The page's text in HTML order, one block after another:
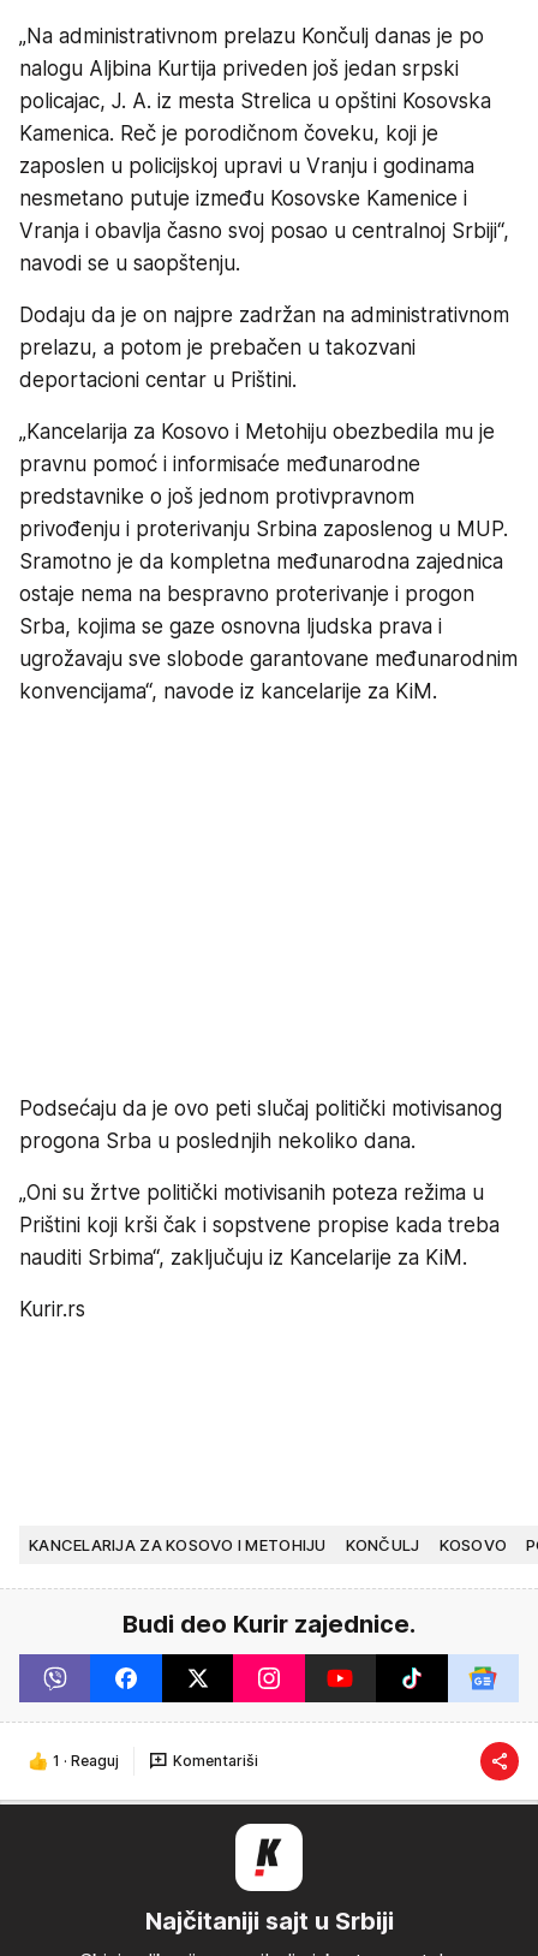
„Na administrativnom prelazu Končulj danas je po
nalogu Aljbina Kurtija priveden još jedan srpski
policajac, J. A. iz mesta Strelica u opštini Kosovska
Kamenica. Reč je porodičnom čoveku, koji je
zaposlen u policijskoj upravi u Vranju i godinama
nesmetano putuje između Kosovske Kamenice i
Vranja i obavlja časno svoj posao u centralnoj Srbiji“,
navodi se u saopštenju.
Dodaju da je on najpre zadržan na administrativnom
prelazu, a potom je prebačen u takozvani
deportacioni centar u Prištini.
„Kancelarija za Kosovo i Metohiju obezbedila mu je
pravnu pomoć i informisaće međunarodne
predstavnike o još jednom protivpravnom
privođenju i proterivanju Srbina zaposlenog u MUP.
Sramotno je da kompletna međunarodna zajednica
ostaje nema na bespravno proterivanje i progon
Srba, kojima se gaze osnovna ljudska prava i
ugrožavaju sve slobode garantovane međunarodnim
konvencijama“, navode iz kancelarije za KiM.
Podsećaju da je ovo peti slučaj politički motivisanog
progona Srba u poslednjih nekoliko dana.
„Oni su žrtve politički motivisanih poteza režima u
Prištini koji krši čak i sopstvene propise kada treba
nauditi Srbima“, zaključuju iz Kancelarije za KiM.
Kurir.rs
KANCELARIJA ZA KOSOVO I METOHIJU KONČULJ KOSOVO
Budi deo Kurir zajednice.
1 · Reaguj Komentariši
Najčitaniji sajt u Srbiji